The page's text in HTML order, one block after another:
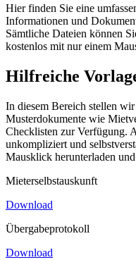
Hier finden Sie eine
Informationen und
Sämtliche Dateien können
kostenlos mit nur einem
Hilfreiche
In diesem Bereich stellen
Musterdokumente wie
Checklisten zur Verfügung.
unkompliziert und
Mausklick herunterladen
Mieterselbstauskunft
Download
Übergabeprotokoll
Download